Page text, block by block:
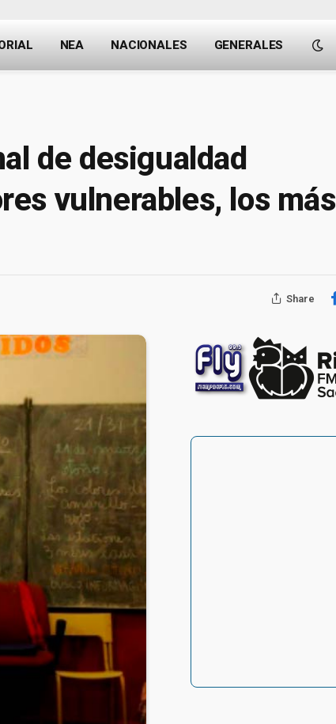
NEA NACIONALES GENERALES
de desigualdad
vulnerables, los más
Share